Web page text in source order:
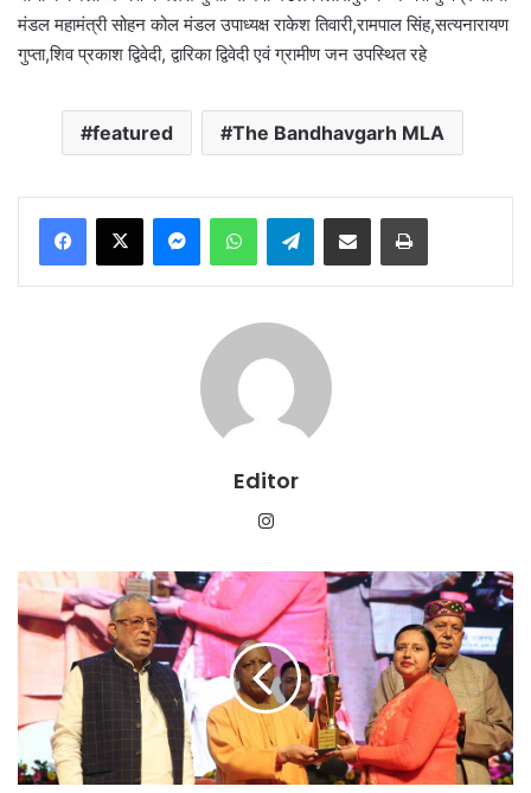
मंडल महामंत्री सोहन कोल मंडल उपाध्यक्ष राकेश तिवारी,रामपाल सिंह,सत्यनारायण
गुप्ता,शिव प्रकाश द्विवेदी, द्वारिका द्विवेदी एवं ग्रामीण जन उपस्थित रहे
featured The Bandhavgarh MLA
MessengerWhatsAppTelegramShare via Email Print
Editor
किसानों
को
अब
5
ई-
केसीसी
से